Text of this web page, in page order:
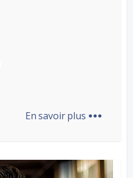
En savoir plus ...